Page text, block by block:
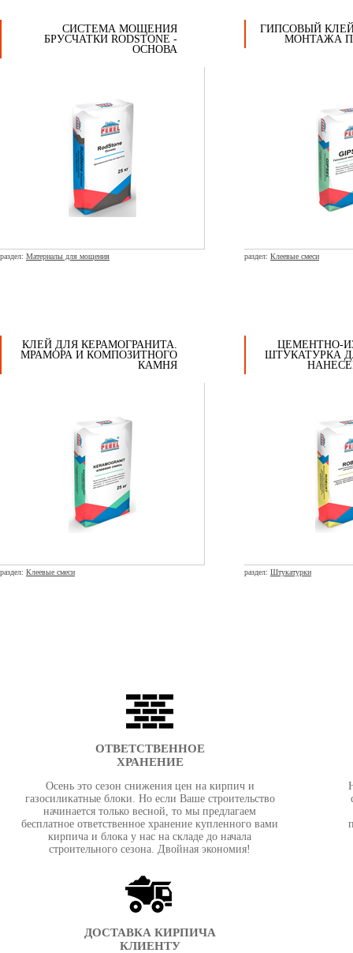
СИСТЕМА МОЩЕНИЯ
БРУСЧАТКИ RODSTONE -
ОСНОВА
раздел: Материалы для мощения
ГИПСОВЫЙ КЛЕЙ
МОНТАЖА
раздел: Клеевые смеси
КЛЕЙ ДЛЯ КЕРАМОГРАНИТА.
МРАМОРА И КОМПОЗИТНОГО
КАМНЯ
раздел: Клеевые смеси
ЦЕМЕНТНО-
ШТУКАТУРКА
раздел: Штукатурки
ОТВЕТСТВЕННОЕ
ХРАНЕНИЕ
Осень это сезон снижения цен на кирпич и
газосиликатные блоки. Но если Ваше строительство
начинается только весной, то мы предлагаем
бесплатное ответственное хранение купленного вами
кирпича и блока у нас на складе до начала
строительного сезона. Двойная экономия!
ДОСТАВКА КИРПИЧА
КЛИЕНТУ